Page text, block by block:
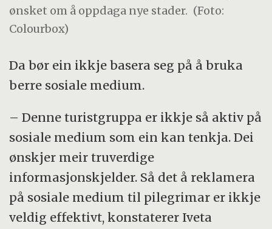
ønsket om å oppdaga nye stader. (Foto:
Colourbox)
Da bør ein ikkje basera seg på å bruka
berre sosiale medium.
– Denne turistgruppa er ikkje så aktiv på
sosiale medium som ein kan tenkja. Dei
ønskjer meir truverdige
informasjonskjelder. Så det å reklamera
på sosiale medium til pilegrimar er ikkje
veldig effektivt, konstaterer Iveta